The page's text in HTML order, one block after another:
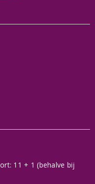
11 + 1 (behalve bij